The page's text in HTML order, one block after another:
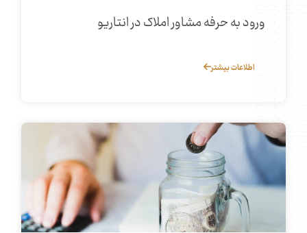
ورود به حرفه مشاور املاک در انتاریو
اطلاعات بیشتر